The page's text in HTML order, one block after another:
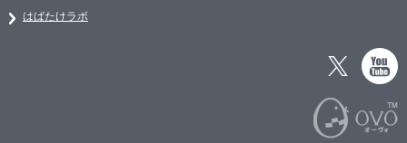
はばたけラボ